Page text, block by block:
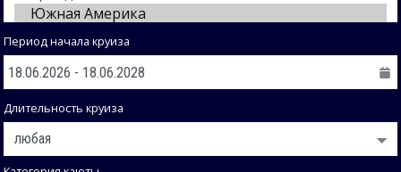
Период начала круиза
Длительность круиза